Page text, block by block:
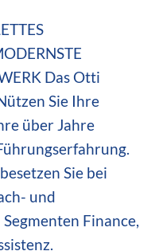
Das Otti
Sie Ihre
über Jahre
Sie bei
und
Finance,